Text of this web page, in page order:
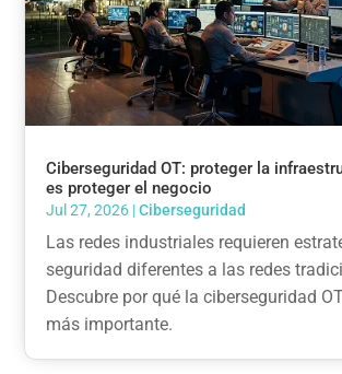
Ciberseguridad OT: proteger la
es proteger el negocio
Jul 27, 2026 |Ciberseguridad
Las redes industriales requieren
seguridad diferentes a las redes
Descubre por qué la ciberseguridad
más importante.